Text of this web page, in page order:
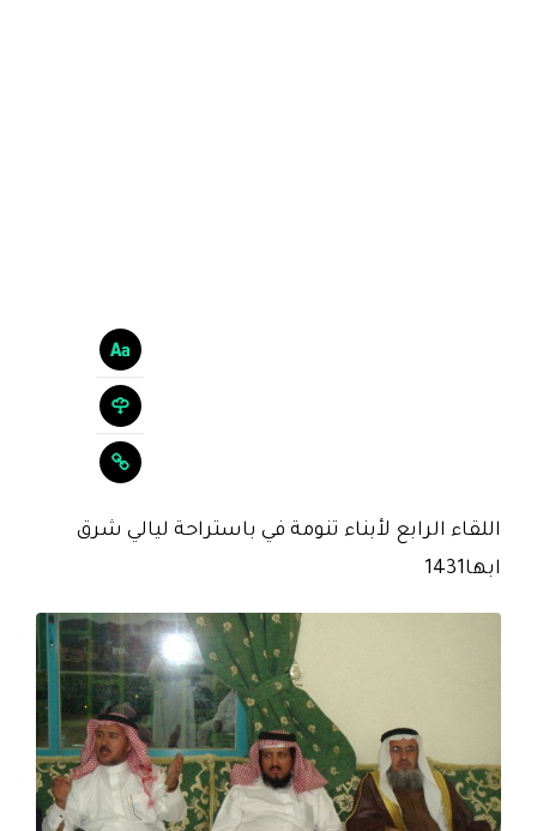
اللقاء الرابع لأبناء تنومة في باستراحة ليالي شرق
ابها1431